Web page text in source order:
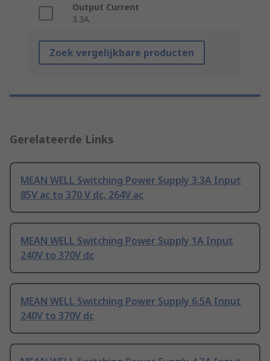
Output Current
3.3A
Zoek vergelijkbare producten
Gerelateerde Links
MEAN WELL Switching Power Supply 3.3A Input
85V ac to 370 V dc, 264V ac
MEAN WELL Switching Power Supply 1A Input
240V to 370V dc
MEAN WELL Switching Power Supply 6.5A Input
240V to 370V dc